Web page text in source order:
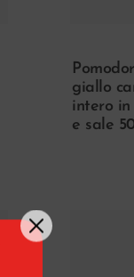
giallo
intero in
e sale